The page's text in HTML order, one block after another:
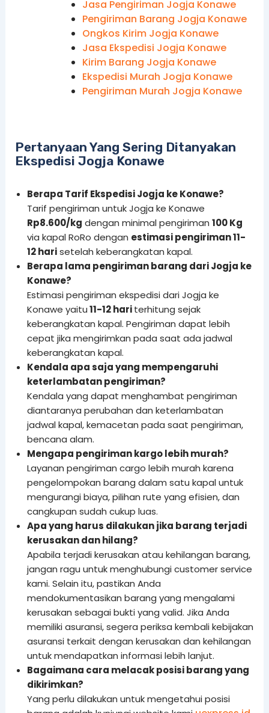
Jasa Pengiriman Jogja Konawe
Pengiriman Barang Jogja Konawe
Ongkos Kirim Jogja Konawe
Jasa Ekspedisi Jogja Konawe
Kirim Barang Jogja Konawe
Ekspedisi Murah Jogja Konawe
Pengiriman Murah Jogja Konawe
Pertanyaan Yang Sering Ditanyakan
Ekspedisi Jogja Konawe
Berapa Tarif Ekspedisi Jogja ke Konawe?
Tarif pengiriman untuk Jogja ke Konawe
Rp8.600/kg dengan minimal pengiriman 100 Kg
via kapal RoRo dengan estimasi pengiriman 11-
12 harisetelah keberangkatan kapal.
Berapa lama pengiriman barang dari Jogja ke
Konawe?
Estimasi pengiriman ekspedisi dari Jogja ke
Konawe yaitu11-12 hariterhitung sejak
keberangkatan kapal. Pengiriman dapat lebih
cepat jika mengirimkan pada saat ada jadwal
keberangkatan kapal.
Kendala apa saja yang mempengaruhi
keterlambatan pengiriman?
Kendala yang dapat menghambat pengiriman
diantaranya perubahan dan keterlambatan
jadwal kapal, kemacetan pada saat pengiriman,
bencana alam.
Mengapa pengiriman kargo lebih murah?
Layanan pengiriman cargo lebih murah karena
pengelompokan barang dalam satu kapal untuk
mengurangi biaya, pilihan rute yang efisien, dan
cangkupan sudah cukup luas.
Apa yang harus dilakukan jika barang terjadi
kerusakan dan hilang?
Apabila terjadi kerusakan atau kehilangan barang,
jangan ragu untuk menghubungi customer service
kami. Selain itu, pastikan Anda
mendokumentasikan barang yang mengalami
kerusakan sebagai bukti yang valid. Jika Anda
memiliki asuransi, segera periksa kembali kebijakan
asuransi terkait dengan kerusakan dan kehilangan
untuk mendapatkan informasi lebih lanjut.
Bagaimana cara melacak posisi barang yang
dikirimkan?
Yang perlu dilakukan untuk mengetahui posisi